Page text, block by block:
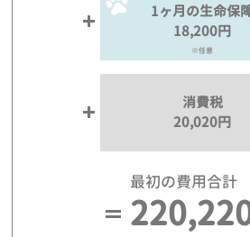
1ヶ月の生命保
18,200円
※任意
消費税
20,020円
最初の費用合計